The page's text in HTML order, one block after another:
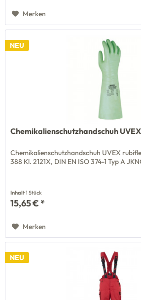
Merken
NEU
Chemikalienschutzhandschuh
Chemikalienschutzhandschuh UVEX
388 Kl. 2121X, DIN EN ISO 374-1 Typ A
Inhalt1 Stück
15,65 € *
Merken
NEU